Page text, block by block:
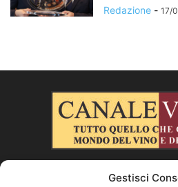
Redazione - 17/
Gestisci